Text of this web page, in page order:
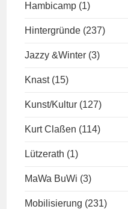
Hambicamp (1)
Hintergründe (237)
Jazzy &Winter (3)
Knast (15)
Kunst/Kultur (127)
Kurt Claßen (114)
Lützerath (1)
MaWa BuWi (3)
Mobilisierung (231)